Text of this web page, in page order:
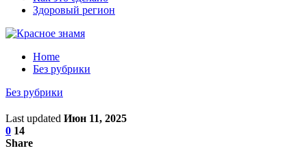
Здоровый регион
Home
Без рубрики
Без рубрики
Last updated Июн 11, 2025
0 14
Share